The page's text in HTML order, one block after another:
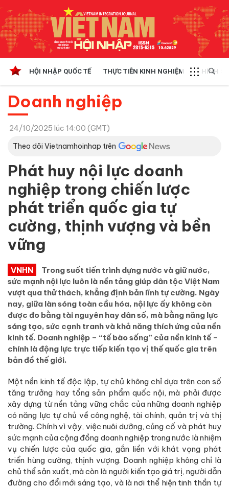
HỘI NHẬP QUỐC TẾ THỰC TIỄN KINH NGHIỆM CHÍNH
Doanh nghiệp
24/10/2025 lúc 14:00 (GMT)
Theo dõi Vietnamhoinhap trên
Phát huy nội lực doanh
nghiệp trong chiến lược
phát triển quốc gia tự
cường, thịnh vượng và bền
vững
VNHN
Trong suốt tiến trình dựng nước và giữ nước,
sức mạnh nội lực luôn là nền tảng giúp dân tộc Việt Nam
vượt qua thử thách, khẳng định bản lĩnh tự cường. Ngày
nay, giữa làn sóng toàn cầu hóa, nội lực ấy không còn
được đo bằng tài nguyên hay dân số, mà bằng năng lực
sáng tạo, sức cạnh tranh và khả năng thích ứng của nền
kinh tế. Doanh nghiệp – “tế bào sống” của nền kinh tế –
chính là động lực trực tiếp kiến tạo vị thế quốc gia trên
bản đồ thế giới.
Một nền kinh tế độc lập, tự chủ không chỉ dựa trên con số
tăng trưởng hay tổng sản phẩm quốc nội, mà phải được
xây dựng từ nền tảng vững chắc của những doanh nghiệp
có năng lực tự chủ về công nghệ, tài chính, quản trị và thị
trường. Chính vì vậy, việc nuôi dưỡng, củng cố và phát huy
sức mạnh của cộng đồng doanh nghiệp trong nước là nhiệm
vụ chiến lược của quốc gia, gắn liền với khát vọng phát
triển hùng cường, thịnh vượng. Doanh nghiệp không chỉ là
chủ thể sản xuất, mà còn là người kiến tạo giá trị, người dẫn
đường cho đổi mới sáng tạo, và là nơi thể hiện tinh thần tự